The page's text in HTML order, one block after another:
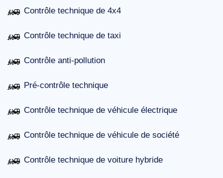
Contrôle technique de 4x4
Contrôle technique de taxi
Contrôle anti-pollution
Pré-contrôle technique
Contrôle technique de véhicule électrique
Contrôle technique de véhicule de société
Contrôle technique de voiture hybride